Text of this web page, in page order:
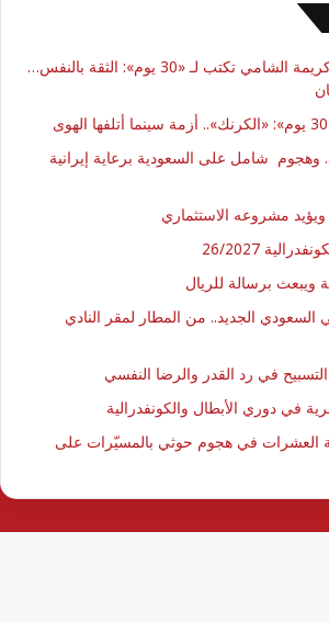
الإعلامية الجزائرية د.كريمة الشامي تكتب لـ «30 يوم»: الثقة بالنفس…
.. وهجوم شامل على السعودية برعاية إيرانية
ويؤيد مشروعه الاستثماري
26/2027
برسالة للريال
الجديد.. من المطار لمقر النادي
في رد القدر والرضا النفسي
في دوري الأبطال والكونفدرالية
وإصابة العشرات في هجوم حوثي بالمسيّرات على